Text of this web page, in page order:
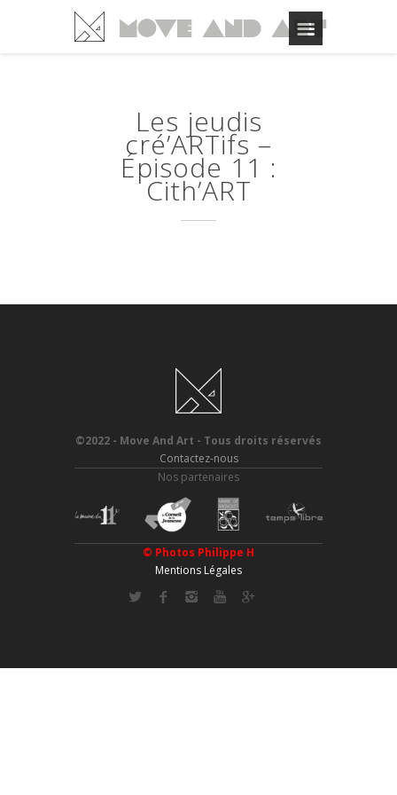
Les jeudis
cré’ARTifs –
Épisode 11 :
Cith’ART
©2022 - Move And Art - Tous droits réservés
Contactez-nous
Nos partenaires
© Photos Philippe H
Mentions Légales